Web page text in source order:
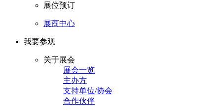
展位预订
展商中心
我要参观
关于展会
展会一览
主办方
支持单位/协会
合作伙伴